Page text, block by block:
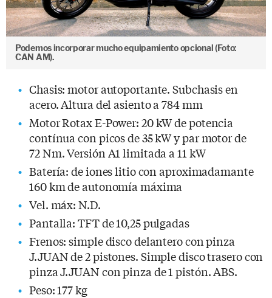
Podemos incorporar mucho equipamiento opcional (Foto:
CAN AM).
Chasis: motor autoportante. Subchasis en
acero. Altura del asiento a 784 mm
Motor Rotax E-Power: 20 kW de potencia
contínua con picos de 35 kW y par motor de
72 Nm. Versión A1 limitada a 11 kW
Batería: de iones litio con aproximadamante
160 km de autonomía máxima
Vel. máx: N.D.
Pantalla: TFT de 10,25 pulgadas
Frenos: simple disco delantero con pinza
J.JUAN de 2 pistones. Simple disco trasero con
pinza J.JUAN con pinza de 1 pistón. ABS.
Peso: 177 kg